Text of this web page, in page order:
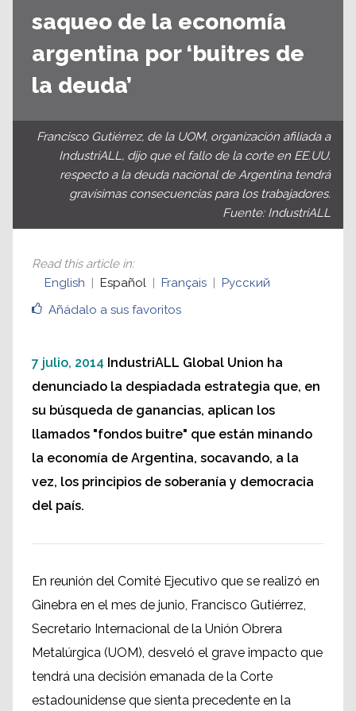
saqueo de la economía
argentina por ‘buitres de
la deuda’
Francisco Gutiérrez, de la UOM, organización afiliada a
IndustriALL, dijo que el fallo de la corte en EE.UU.
respecto a la deuda nacional de Argentina tendrá
gravísimas consecuencias para los trabajadores.
Fuente: IndustriALL
Añádalo a sus favoritos
Read this article in:
English
Español Français Русский
7 julio, 2014 IndustriALL Global Union ha
denunciado la despiadada estrategia que, en
su búsqueda de ganancias, aplican los
llamados "fondos buitre" que están minando
la economía de Argentina, socavando, a la
vez, los principios de soberanía y democracia
del país.
En reunión del Comité Ejecutivo que se realizó en
Ginebra en el mes de junio, Francisco Gutiérrez,
Secretario Internacional de la Unión Obrera
Metalúrgica (UOM), desveló el grave impacto que
tendrá una decisión emanada de la Corte
estadounidense que sienta precedente en la